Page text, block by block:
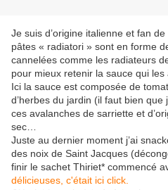
Je suis d’origine italienne et fan
pâtes « radiatori » sont en forme
cannelées comme les radiateurs
pour mieux retenir la sauce qui les
Ici la sauce est composée de
d’herbes du jardin (il faut bien que
ces avalanches de sarriette et
sec…
Juste au dernier moment j’ai
des noix de Saint Jacques
finir le sachet Thiriet* commencé
délicieuses, c'était ici click.